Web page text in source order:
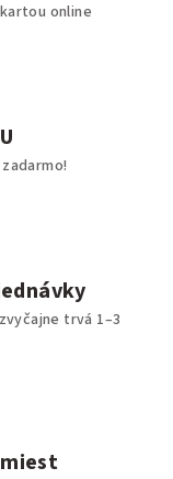
online
trvá 1–3